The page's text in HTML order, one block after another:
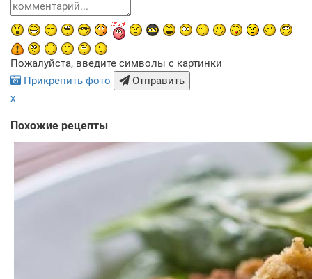
Пожалуйста, введите символы с картинки
Прикрепить фото
Отправить
x
Похожие рецепты